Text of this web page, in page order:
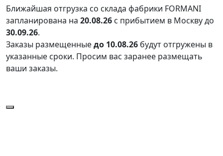
Ближайшая отгрузка со склада фабрики FORMANI
запланирована на 20.08.26 с прибытием в Москву до
30.09.26.
Заказы размещенныедо 10.08.26 будут отгружены в
указанные сроки. Просим вас заранее размещать
ваши заказы.